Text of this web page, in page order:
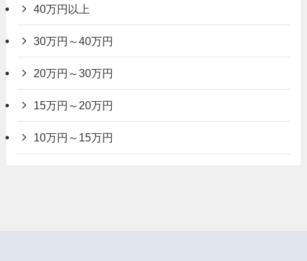
40万円以上
30万円～40万円
20万円～30万円
15万円～20万円
10万円～15万円